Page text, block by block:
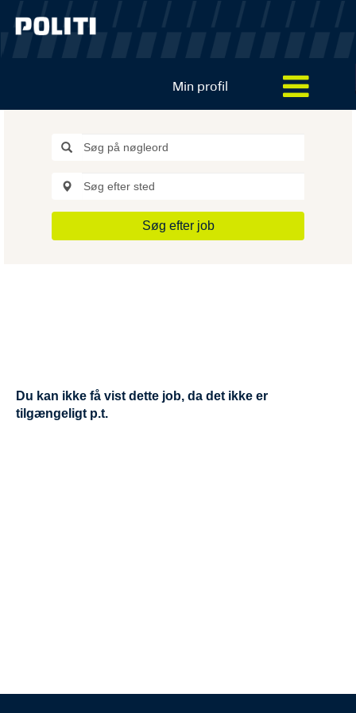
Min profil
Søg efter job
Du kan ikke få vist dette job, da det ikke er
tilgængeligt p.t.